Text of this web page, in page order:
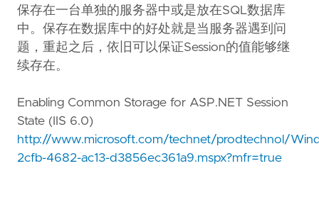
保存在一台单独的服务器中或是放在SQL数据库
中。保存在数据库中的好处就是当服务器遇到问
题，重起之后，依旧可以保证Session的值能够继
续存在。
Enabling Common Storage for ASP.NET Session
State (IIS 6.0)
http://www.microsoft.com/technet/prodtechnol/
2cfb-4682-ac13-d3856ec361a9.mspx?mfr=true